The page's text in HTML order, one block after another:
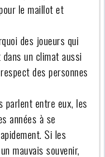
le maillot et
des joueurs qui
un climat aussi
des personnes
parlent entre eux, les
années à se
Si les
mauvais souvenir,